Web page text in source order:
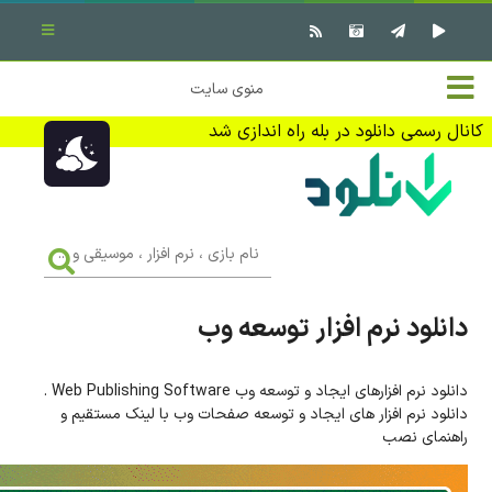
خانه
تماس با ما
تبلیغات
منوی سایت
کانال رسمی دانلود در بله راه اندازی شد
✖ بستن منو
نرم افزار کامپیوتر
بازی کامپیوتر
کتاب
وبلاگ
جهت دریافت آخرین اخبار و اطلاعات ما را در کانال رسمی دانلود در
بله دنبال کنید (ورود)
بازی
،
،
دانلود نرم افزار توسعه وب
دانلود نرم افزارهای ایجاد و توسعه وب Web Publishing Software .
دانلود نرم افزار های ایجاد و توسعه صفحات وب با لینک مستقیم و
راهنمای نصب